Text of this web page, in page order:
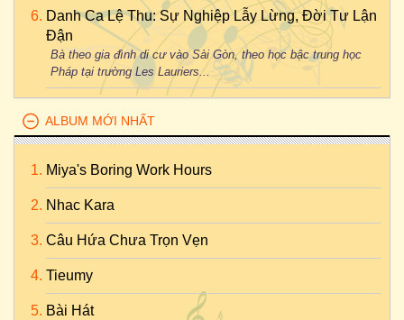
Danh Ca Lệ Thu: Sự Nghiệp Lẫy Lừng, Đời Tư Lận
Đận
Bà theo gia đình di cư vào Sài Gòn, theo học bậc trung học
Pháp tại trường Les Lauriers...
ALBUM MỚI NHẤT
Miya's Boring Work Hours
Nhac Kara
Câu Hứa Chưa Trọn Vẹn
Tieumy
Bài Hát